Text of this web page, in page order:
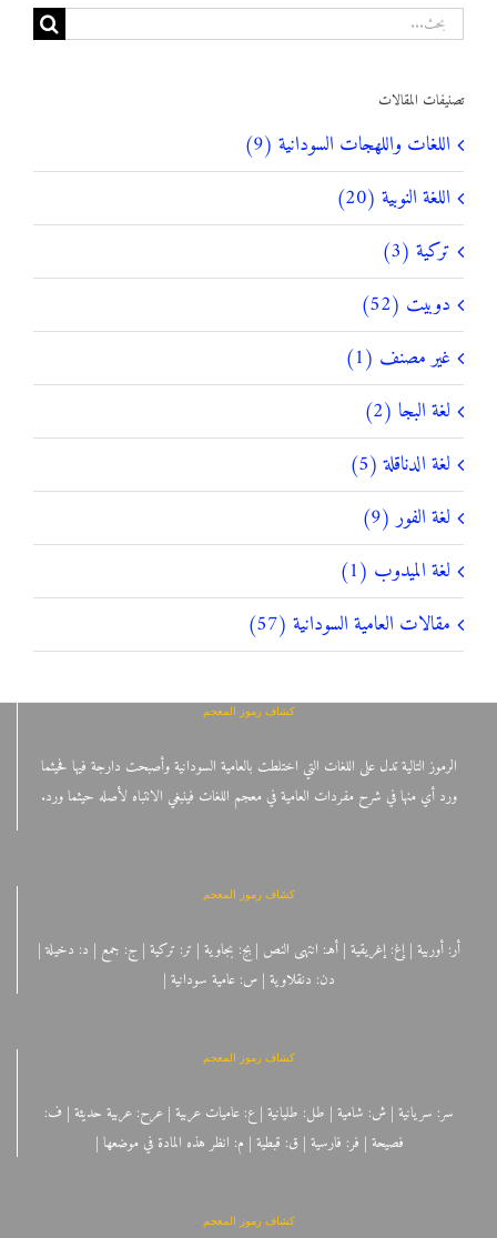
البحث
عن:
تصنيفات المقالات
اللغات واللهجات السودانية (9)
اللغة النوبية (20)
تركية (3)
دوبيت (52)
غير مصنف (1)
لغة البجا (2)
لغة الدناقلة (5)
لغة الفور (9)
لغة الميدوب (1)
مقالات العامية السودانية (57)
كشاف رموز المعجم
الرموز التالية تدل على اللغات التي اختلطت بالعامية السودانية وأصبحت دارجة فيها فحيثما
ورد أي منها في شرح مفردات العامية في معجم اللغات فينبغي الانتباه لأصله حيثما ورد.
كشاف رموز المعجم
أر: أوربية | إغ: إغريقية | أهـ: انتهى النص | بج: بجاوية | تر: تركية | ج: جمع | د: دخيلة |
دن: دنقلاوية | س: عامية سودانية |
كشاف رموز المعجم
سر: سريانية | ش: شامية | طل: طليانية | ع: عاميات عربية | عرح: عربية حديثة | ف:
فصيحة | فر: فارسية | ق: قبطية | م: انظر هذه المادة في موضعها |
كشاف رموز المعجم